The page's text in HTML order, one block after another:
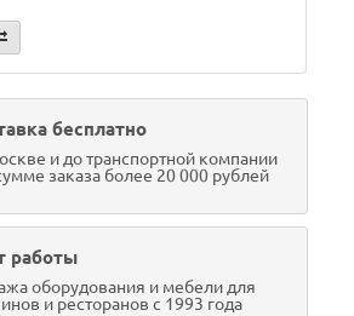
бесплатно
и до транспортной компании
заказа более 20 000 рублей
работы
оборудования и мебели для
и ресторанов с 1993 года